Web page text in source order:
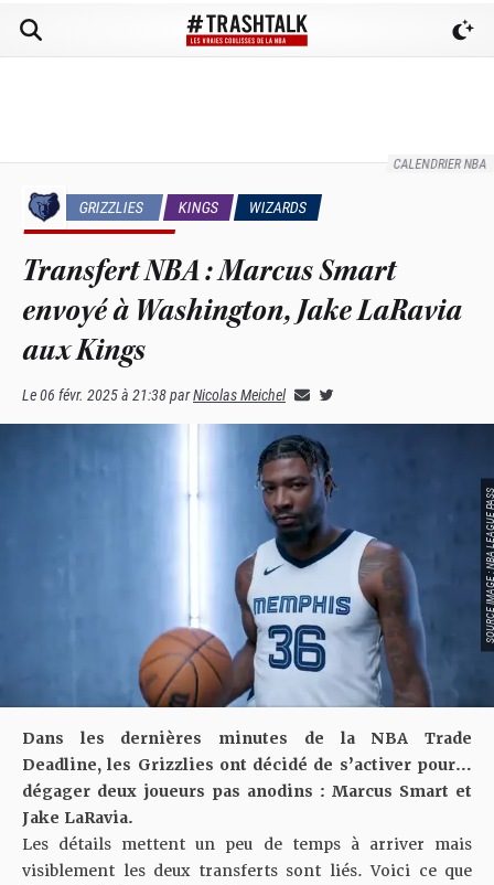
CALENDRIER NBA
GRIZZLIES KINGS
WIZARDS
Transfert NBA : Marcus Smart
envoyé à Washington, Jake LaRavia
aux Kings
Le06 févr. 2025 à 21:38parNicolas Meichel
SOURCE
Dans les dernières minutes de la NBA Trade
Deadline, les Grizzlies ont décidé de s’activer pour…
dégager deux joueurs pas anodins : Marcus Smart et
Jake LaRavia.
Les détails mettent un peu de temps à arriver mais
visiblement les deux transferts sont liés. Voici ce que